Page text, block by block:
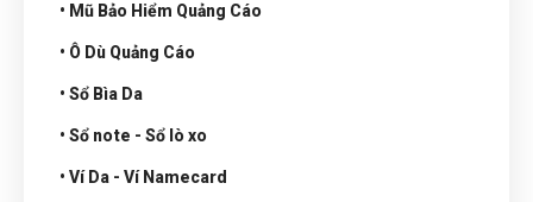
• Mũ Bảo Hiểm Quảng Cáo
• Ô Dù Quảng Cáo
• Sổ Bìa Da
• Sổ note - Sổ lò xo
• Ví Da - Ví Namecard